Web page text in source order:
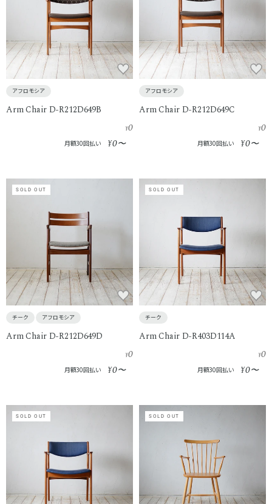
アフロモシア
Arm Chair D-R212D649B
¥0
月額30回払い ¥0〜
アフロモシア
Arm Chair D-R212D649C
¥0
月額30回払い ¥0〜
SOLD OUT
チーク アフロモシア
Arm Chair D-R212D649D
¥0
月額30回払い ¥0〜
SOLD OUT
チーク
Arm Chair D-R403D114A
¥0
月額30回払い ¥0〜
SOLD OUT SOLD OUT